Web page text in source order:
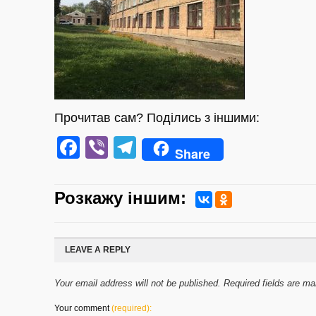
Прочитав сам? Поділись з іншими:
Facebook
ViberTelegram
Share
Розкажу iншим:
LEAVE A REPLY
Your email address will not be published. Required fields are
Your comment(required):